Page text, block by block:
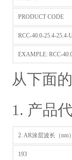
PRODUCT CODE
RCC-40.0-25.4-25.4-
EXAMPLE: RCC-
从下面
1. 产品
2. AR涂层波长（nm
193